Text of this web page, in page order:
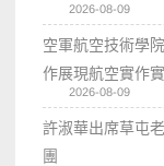
2026-08-09
空軍航空技術學
作展現航空實作
2026-08-09
許淑華出席草屯
團